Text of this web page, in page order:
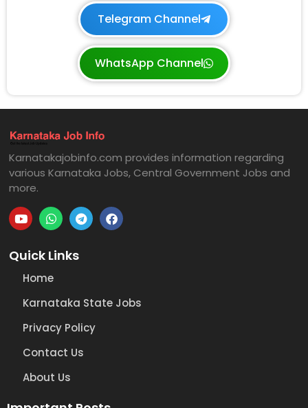
Telegram Channel
WhatsApp Channel
Karnatakajobinfo.com provides information regarding
various Karnataka Jobs, Central Government Jobs and
more.
Quick Links
Home
Karnataka State Jobs
Privacy Policy
Contact Us
About Us